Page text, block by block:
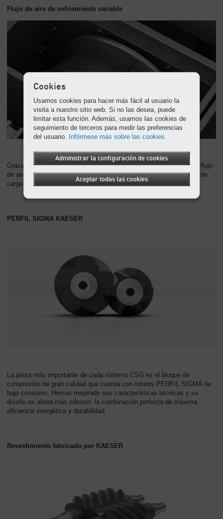
Flujo de aire de enfriamiento variable
Gracias al innovador sistema de ventiladores, es posible regular el flujo
de aire refrigerante. Así se adapta de manera óptima a la situación de
carga y a la temperatura del aire de enfriamiento.
PERFIL SIGMA KAESER
La pieza más importante de cada sistema CSG es el bloque de
compresión de gran calidad que cuenta con rotores PERFIL SIGMA de
bajo consumo. Hemos mejorado sus características técnicas y su
diseño es ahora más robusto: la combinación perfecta de máxima
eficiencia energética y durabilidad.
Revestimiento fabricado por KAESER
Cookies
Usamos cookies para hacer más fácil al usuario la
visita a nuestro sitio web. Si no las desea, puede
limitar esta función. Además, usamos las cookies de
seguimiento de terceros para medir las preferencias
del usuario. Infórmese más sobre las cookies.
Administrar la configuración de cookies
Aceptar todas las cookies